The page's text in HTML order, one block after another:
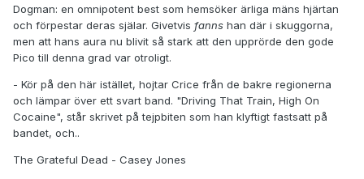
Dogman: en omnipotent best som hemsöker ärliga mäns hjärtan
och förpestar deras själar. Givetvis fanns han där i skuggorna,
men att hans aura nu blivit så stark att den upprörde den gode
Pico till denna grad var otroligt.
- Kör på den här istället, hojtar Crice från de bakre regionerna
och lämpar över ett svart band. "Driving That Train, High On
Cocaine", står skrivet på tejpbiten som han klyftigt fastsatt på
bandet, och..
The Grateful Dead - Casey Jones